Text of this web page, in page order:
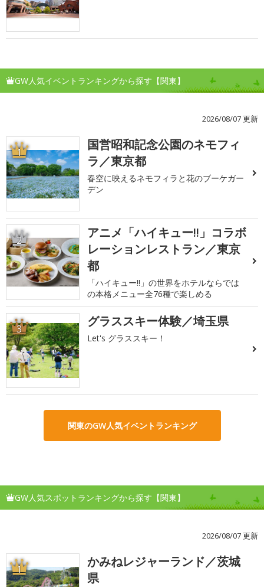
GW人気イベントランキングから探す【関東】
2026/08/07 更新
1
国営昭和記念公園のネモフィ
ラ／東京都
春空に映えるネモフィラと花のブーケガー
デン
2
アニメ「ハイキュー!!」コラボ
レーションレストラン／東京
都
「ハイキュー!!」の世界をホテルならでは
の本格メニュー全76種で楽しめる
3 グラススキー体験／埼玉県
Let's グラススキー！
関東のGW人気イベントランキング
GW人気スポットランキングから探す【関東】
2026/08/07 更新
1
かみねレジャーランド／茨城
県